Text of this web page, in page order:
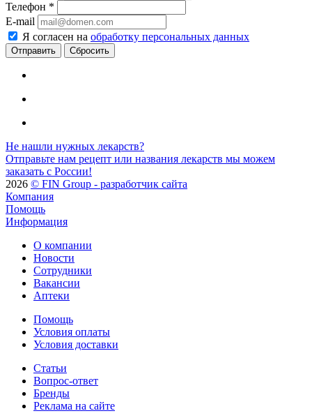
Телефон *
E-mail
Я согласен на обработку персональных данных
Сбросить
Не нашли нужных лекарств?
Отправьте нам рецепт или названия лекарств мы можем
заказать с России!
2026 © FIN Group - разработчик сайта
Компания
Помощь
Информация
О компании
Новости
Сотрудники
Вакансии
Аптеки
Помощь
Условия оплаты
Условия доставки
Статьи
Вопрос-ответ
Бренды
Реклама на сайте